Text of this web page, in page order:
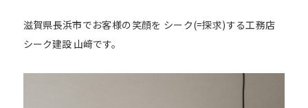
滋賀県長浜市でお客様の笑顔を シーク(=探求)する工務店
シーク建設 山﨑です。